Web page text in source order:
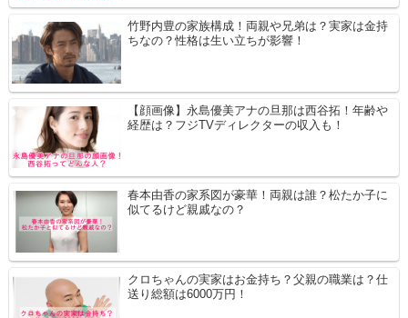
竹野内豊の家族構成！両親や兄弟は？実家は金持
ちなの？性格は生い立ちが影響！
【顔画像】永島優美アナの旦那は西谷拓！年齢や
経歴は？フジTVディレクターの収入も！
春本由香の家系図が豪華！両親は誰？松たか子に
似てるけど親戚なの？
クロちゃんの実家はお金持ち？父親の職業は？仕
送り総額は6000万円！